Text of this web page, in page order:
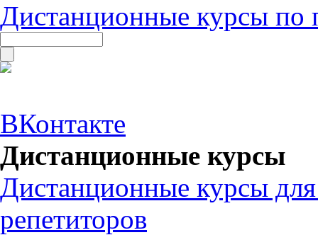
Дистанционные курсы по
ВКонтакте
Дистанционные курсы
Дистанционные курсы
репетиторов